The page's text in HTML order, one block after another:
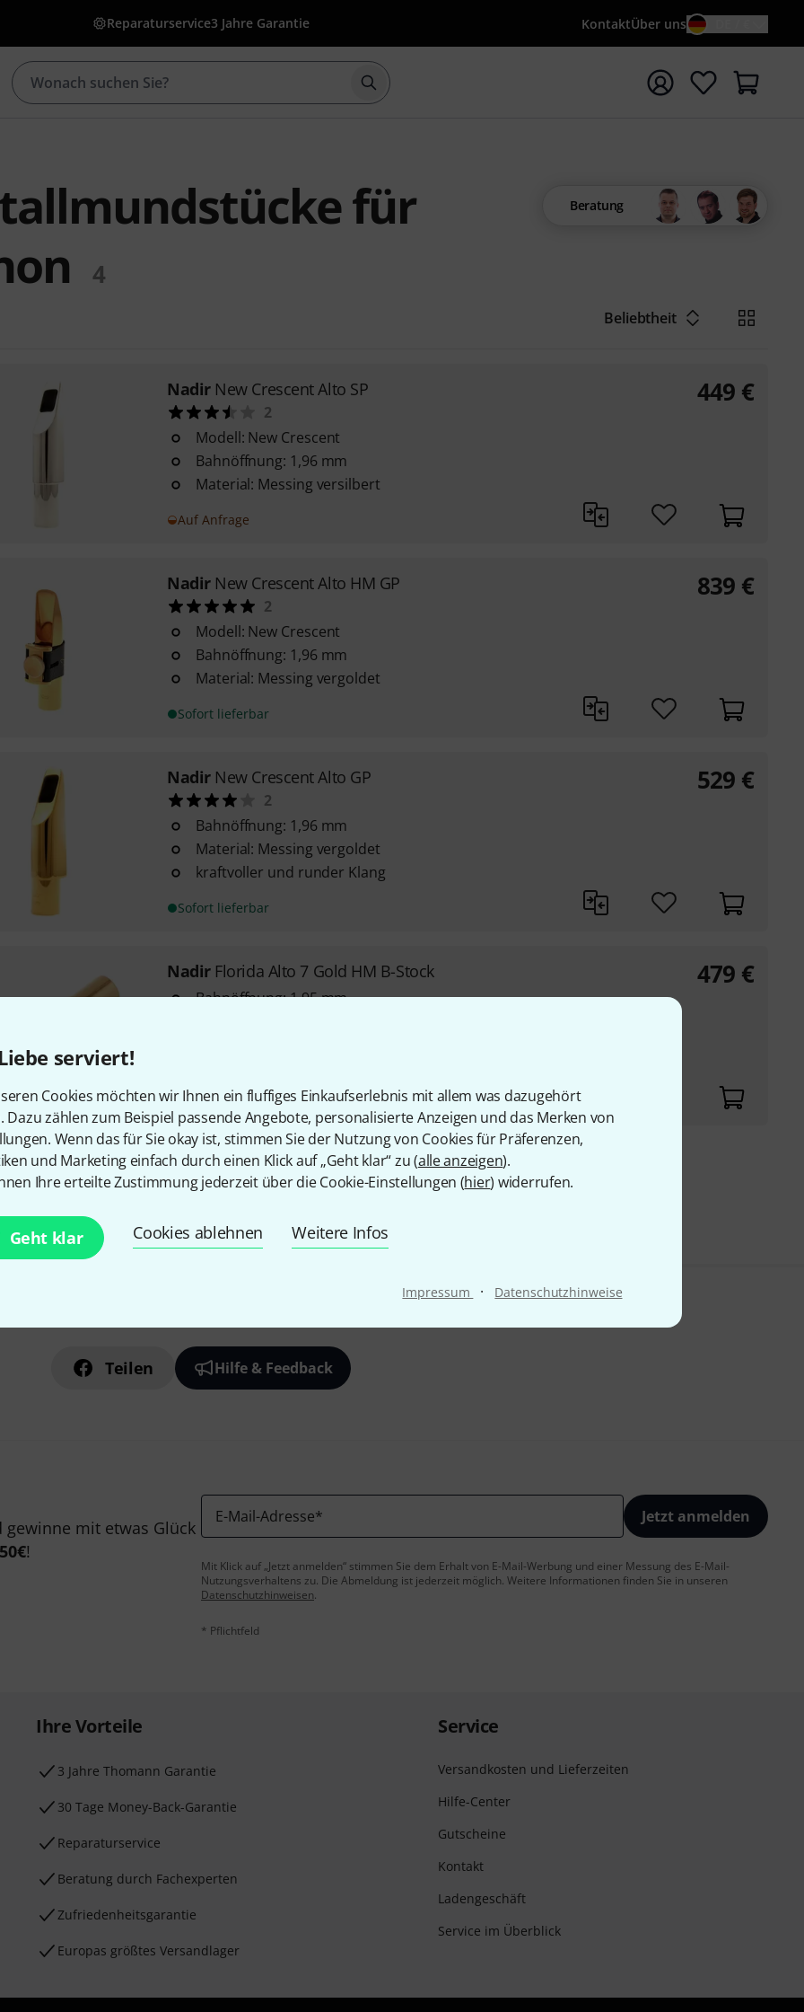
serviert!
Cookies möchten wir Ihnen ein fluffiges Einkaufserlebnis mit allem was dazugehört
Dazu zählen zum Beispiel passende Angebote, personalisierte Anzeigen und das Merken von
Wenn das für Sie okay ist, stimmen Sie der Nutzung von Cookies für Präferenzen,
und Marketing einfach durch einen Klick auf „Geht klar“ zu (alle anzeigen).
Ihre erteilte Zustimmung jederzeit über die Cookie-Einstellungen (hier) widerrufen.
Geht klar Cookies ablehnen Weitere Infos
Impressum · Datenschutzhinweise
Reparaturservice3 Jahre Garantie KontaktÜber uns
Suche mit Suchwort {searchTerm} starten
für
4
Beratung
Beliebtheit
Nadir New Crescent Alto SP
2
Modell: New Crescent
Bahnöffnung: 1,96 mm
Material: Messing versilbert
Auf Anfrage
449 €
Nadir New Crescent Alto HM GP
2
Modell: New Crescent
Bahnöffnung: 1,96 mm
Material: Messing vergoldet
Sofort lieferbar
839 €
Nadir New Crescent Alto GP
2
Bahnöffnung: 1,96 mm
Material: Messing vergoldet
kraftvoller und runder Klang
Sofort lieferbar
529 €
Nadir Florida Alto 7 Gold HM B-Stock
Bahnöffnung: 1,95 mm
Sofort lieferbar
479 €
Kostenloser Versand ab 29 €
Teilen Hilfe & Feedback
mit etwas Glück
50€!
E-Mail-Adresse* Jetzt anmelden
Mit Klick auf „Jetzt anmelden“ stimmen Sie dem Erhalt von E-Mail-Werbung und einer Messung des E-Mail-
Nutzungsverhaltens zu. Die Abmeldung ist jederzeit möglich. Weitere Informationen finden Sie in unseren
Datenschutzhinweisen.
* Pflichtfeld
Ihre Vorteile
3 Jahre Thomann Garantie
30 Tage Money-Back-Garantie
Reparaturservice
Beratung durch Fachexperten
Zufriedenheitsgarantie
Europas größtes Versandlager
Service
Versandkosten und Lieferzeiten
Hilfe-Center
Gutscheine
Kontakt
Ladengeschäft
Service im Überblick